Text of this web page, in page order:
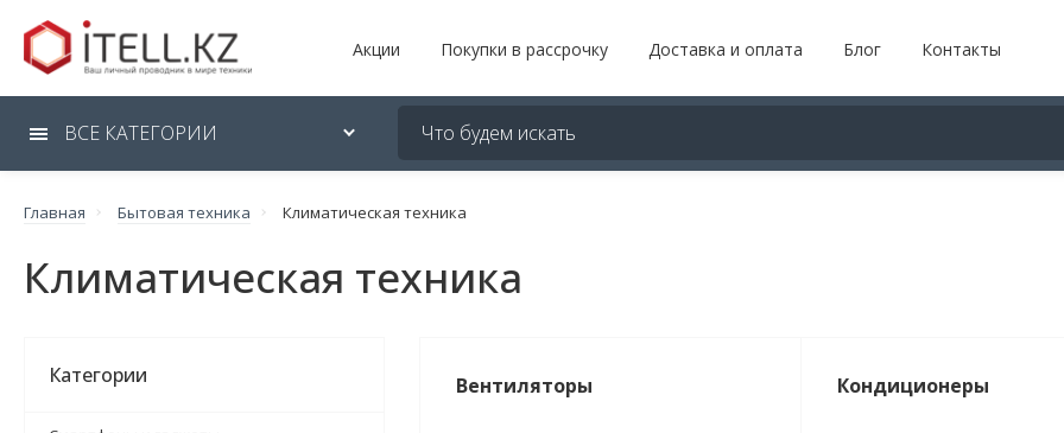
Акции Покупки в рассрочку Доставка и оплата Блог Контакты
ВСЕ КАТЕГОРИИ
Главная Бытовая техника Климатическая техника
Климатическая техника
Категории Вентиляторы Кондиционеры